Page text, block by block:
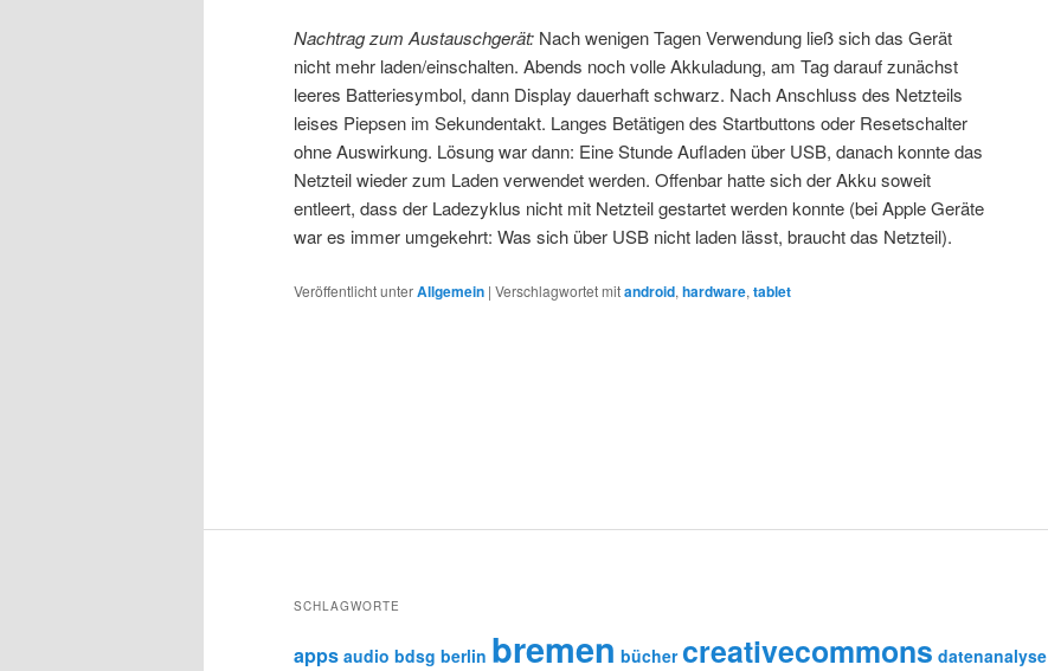
Nachtrag zum Austauschgerät: Nach wenigen Tagen Verwendung ließ sich das Gerät
nicht mehr laden/einschalten. Abends noch volle Akkuladung, am Tag darauf zunächst
leeres Batteriesymbol, dann Display dauerhaft schwarz. Nach Anschluss des Netzteils
leises Piepsen im Sekundentakt. Langes Betätigen des Startbuttons oder Resetschalter
ohne Auswirkung. Lösung war dann: Eine Stunde Aufladen über USB, danach konnte das
Netzteil wieder zum Laden verwendet werden. Offenbar hatte sich der Akku soweit
entleert, dass der Ladezyklus nicht mit Netzteil gestartet werden konnte (bei Apple Geräte
war es immer umgekehrt: Was sich über USB nicht laden lässt, braucht das Netzteil).
Veröffentlicht unterAllgemein | Verschlagwortet mitandroid, hardware, tablet
SCHLAGWORTE
apps audio bdsg berlin bremen bücher creativecommons datenanalyse